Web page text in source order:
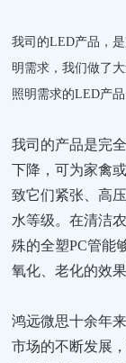
我司的LED产品，
明需求，我们做了
照明需求的LED产品
我司的产品是完
下降，可为家禽
致它们紧张、高
水等级。在清洁
殊的全塑PC管能
氧化、老化的效果
鸿远微思十余年
市场的不断发展